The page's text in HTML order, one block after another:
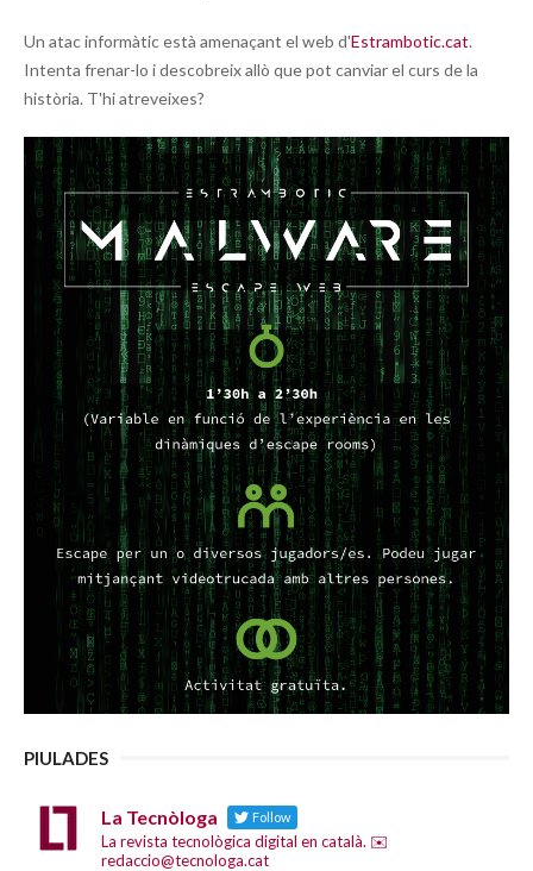
Un atac informàtic està amenaçant el web d'Estrambotic.cat.
Intenta frenar-lo i descobreix allò que pot canviar el curs de la
història. T'hi atreveixes?
PIULADES
La Tecnòloga Follow
La revista tecnològica digital en català. ✉️
redaccio@tecnologa.cat